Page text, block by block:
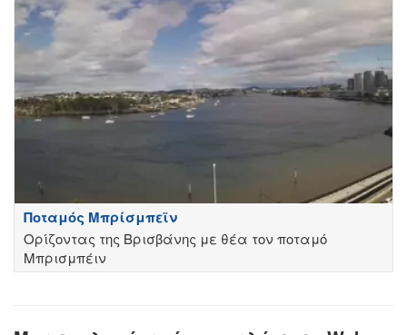
Ποταμός Μπρίσμπεϊν
Ορίζοντας της Βρισβάνης με θέα τον ποταμό
Μπρισμπέιν